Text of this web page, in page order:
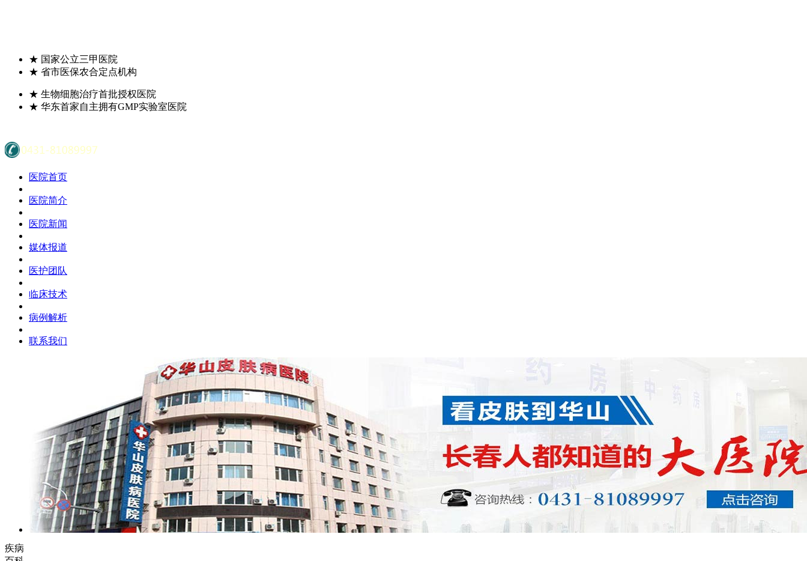
★ 国家公立三甲医院
★ 省市医保农合定点机构
★ 生物细胞治疗首批授权医院
★ 华东首家自主拥有GMP实验室医院
医院首页
医院简介
医院新闻
媒体报道
医护团队
临床技术
病例解析
联系我们
疾病